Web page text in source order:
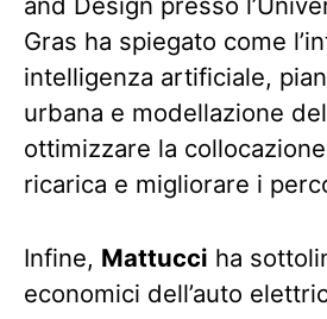
Gras ha spiegato come
intelligenza artificiale,
urbana e modellazione
ottimizzare la
ricarica e migliorare i
Infine, Mattucci ha
economici dell’auto